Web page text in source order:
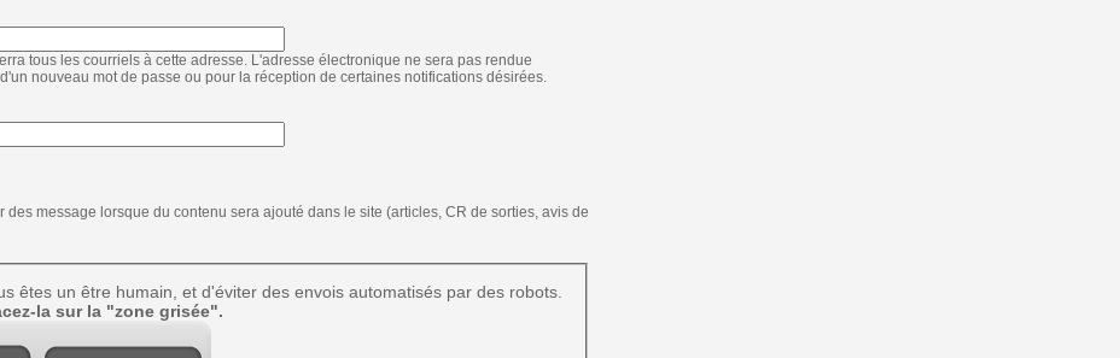
tous les courriels à cette adresse. L'adresse électronique ne sera pas rendue
nouveau mot de passe ou pour la réception de certaines notifications désirées.
message lorsque du contenu sera ajouté dans le site (articles, CR de sorties, avis de
êtes un être humain, et d'éviter des envois automatisés par des robots.
la sur la "zone grisée".